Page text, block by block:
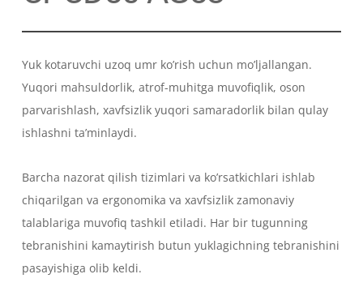
Yuk kotaruvchi uzoq umr ko’rish uchun mo’ljallangan.
Yuqori mahsuldorlik, atrof-muhitga muvofiqlik, oson
parvarishlash, xavfsizlik yuqori samaradorlik bilan qulay
ishlashni ta’minlaydi.
Barcha nazorat qilish tizimlari va ko’rsatkichlari ishlab
chiqarilgan va ergonomika va xavfsizlik zamonaviy
talablariga muvofiq tashkil etiladi. Har bir tugunning
tebranishini kamaytirish butun yuklagichning tebranishini
pasayishiga olib keldi.